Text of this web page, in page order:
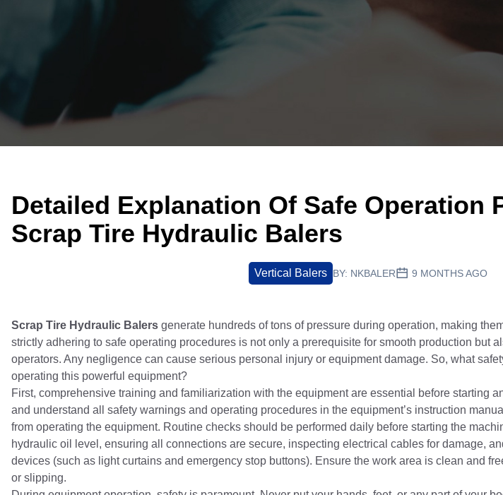
Detailed Explanation Of Safe Operation
Scrap Tire Hydraulic Balers
Vertical Balers BY: NKBALER 9 MONTHS AGO
Scrap Tire Hydraulic Balers generate hundreds of tons of pressure during operation, making
strictly adhering to safe operating procedures is not only a prerequisite for smooth production but
operators. Any negligence can cause serious personal injury or equipment damage. So, what
operating this powerful equipment?
First, comprehensive training and familiarization with the equipment are essential before starting
and understand all safety warnings and operating procedures in the equipment’s instruction
from operating the equipment. Routine checks should be performed daily before starting the
hydraulic oil level, ensuring all connections are secure, inspecting electrical cables for damage,
devices (such as light curtains and emergency stop buttons). Ensure the work area is clean and
or slipping.